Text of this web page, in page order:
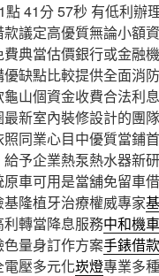
點 41分 57秒 有低利辦
議定高優質無論小額
典當估價銀行或金融
缺點比較提供全面消
山個資金收費合法利息
新室內裝修設計的團隊
同業心目中優質當鋪
予企業熱泵熱水器新
車可用是當舖免留車
隆植牙治療權威專家
轉當降息服務中和機
量身訂作方案手錶借款
壓多元化崁燈專業多